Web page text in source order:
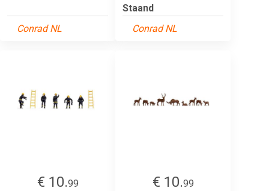
Conrad NL
Staand
Conrad NL
€ 10.99
€ 10.99